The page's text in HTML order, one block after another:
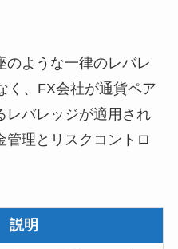
のような一律のレバレ
く、FX会社が通貨ペア
レバレッジが適用され
管理とリスクコントロ
説明